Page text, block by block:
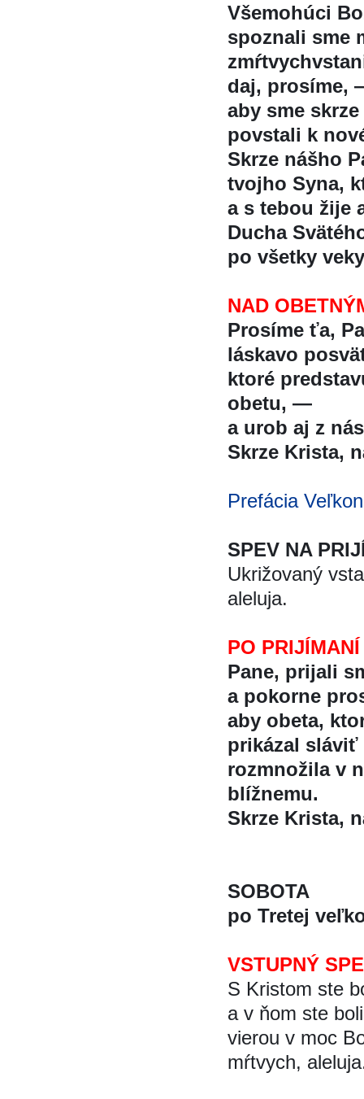
Všemohúci
spoznali sme
daj, prosíme,
aby sme
povstali k
Skrze nášho
tvojho Syna,
a s tebou žije
Ducha
po všetky
NAD
Prosíme ťa,
láskavo
ktoré
obetu, —
a urob aj z
Skrze Krista,
Prefácia
SPEV NA
Ukrižovaný
aleluja.
PO PRIJÍMANÍ
Pane, prijali
a pokorne
aby obeta,
prikázal
rozmnožila v
blížnemu.
Skrze Krista,
SOBOTA
po Tretej
VSTUPNÝ
S Kristom ste
a v ňom ste
vierou v moc
mŕtvych,